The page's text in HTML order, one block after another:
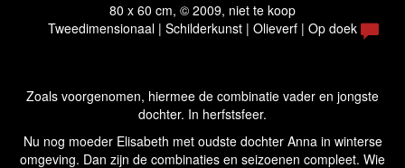
80 x 60 cm, © 2009, niet te koop
Tweedimensionaal | Schilderkunst | Olieverf | Op doek
Zoals voorgenomen, hiermee de combinatie vader en jongste
dochter. In herfstsfeer.
Nu nog moeder Elisabeth met oudste dochter Anna in winterse
omgeving. Dan zijn de combinaties en seizoenen compleet. Wie